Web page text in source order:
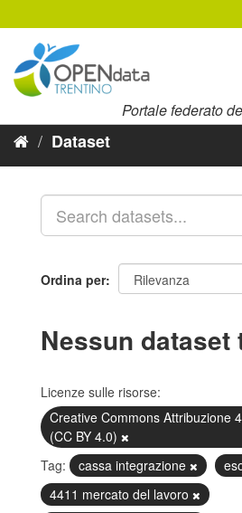
al
contenuto
Portale federato
Dataset
Ordina per
Nessun dataset
Licenze sulle risorse:
Creative Commons Attribuzione
(CC BY 4.0)
Tag:
cassa integrazione
4411 mercato del lavoro